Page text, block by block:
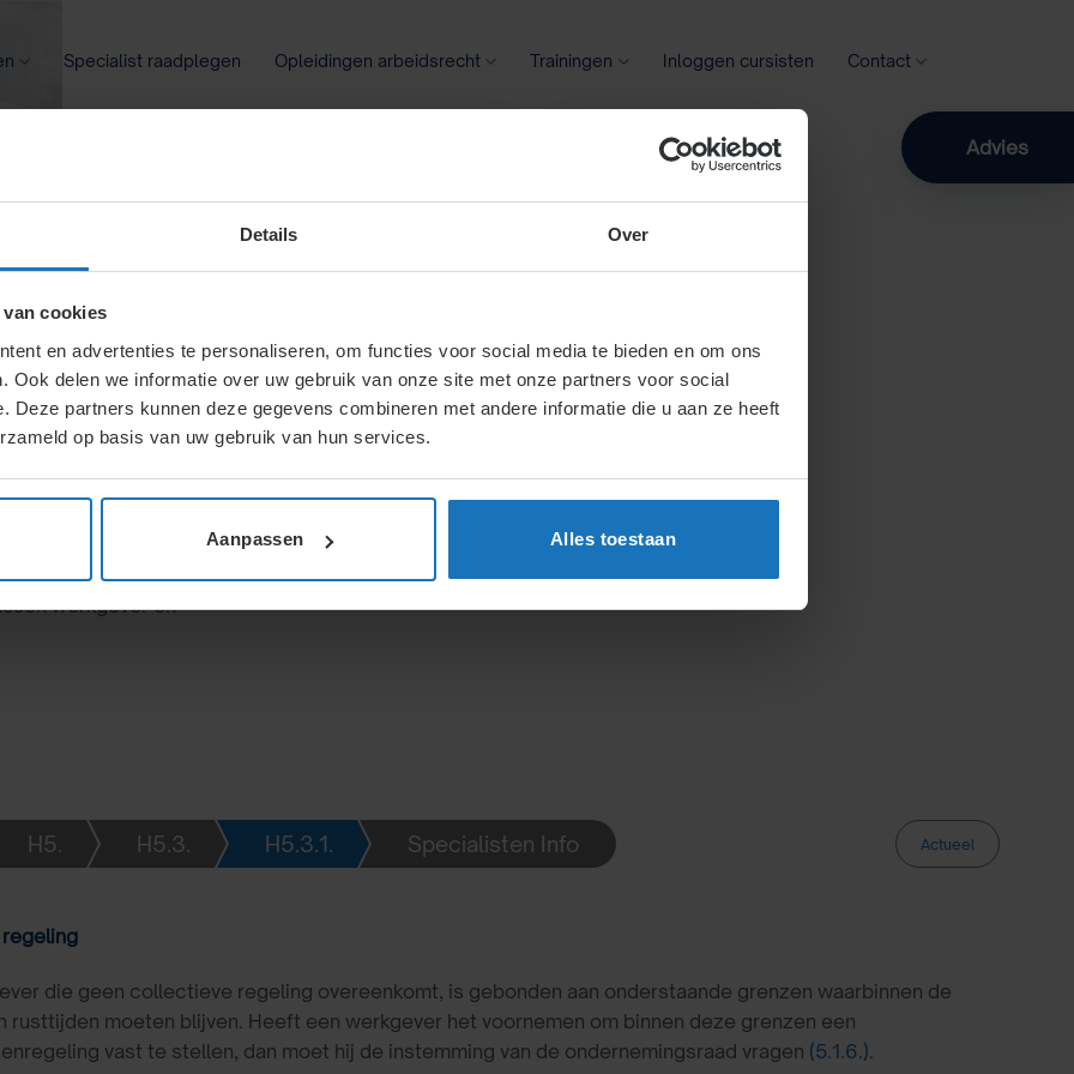
Details Over
cookies
en advertenties te personaliseren, om functies voor social media te bieden en om ons
Ook delen we informatie over uw gebruik van onze site met onze partners voor social
Deze partners kunnen deze gegevens combineren met andere informatie die u aan ze heeft
op basis van uw gebruik van hun services.
Aanpassen Alles toestaan
Specialist raadplegen Opleidingen arbeidsrecht Trainingen Inloggen cursisten Contact
Zoeken Advies
met specifieke grenzen
en zondagarbeid
of feestdagen worden
worden meestal
werkgever en
H5. H5.3. H5.3.1. Specialisten Info Actueel
die geen collectieve regeling overeenkomt, is gebonden aan onderstaande grenzen waarbinnen de
rusttijden moeten blijven. Heeft een werkgever het voornemen om binnen deze grenzen een
vast te stellen, dan moet hij de instemming van de ondernemingsraad vragen (5.1.6.).